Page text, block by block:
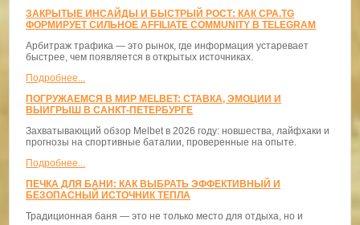
ЗАКРЫТЫЕ ИНСАЙДЫ И БЫСТРЫЙ РОСТ: КАК CPA.TG
ФОРМИРУЕТ СИЛЬНОЕ AFFILIATE COMMUNITY В TELEGRAM
Арбитраж трафика — это рынок, где информация устаревает
быстрее, чем появляется в открытых источниках.
Подробнее...
ПОГРУЖАЕМСЯ В МИР MELBET: СТАВКА, ЭМОЦИИ И
ВЫИГРЫШ В САНКТ-ПЕТЕРБУРГЕ
Захватывающий обзор Melbet в 2026 году: новшества, лайфхаки и
прогнозы на спортивные баталии, проверенные на опыте.
Подробнее...
ПЕЧКА ДЛЯ БАНИ: КАК ВЫБРАТЬ ЭФФЕКТИВНЫЙ И
БЕЗОПАСНЫЙ ИСТОЧНИК ТЕПЛА
Традиционная баня — это не только место для отдыха, но и